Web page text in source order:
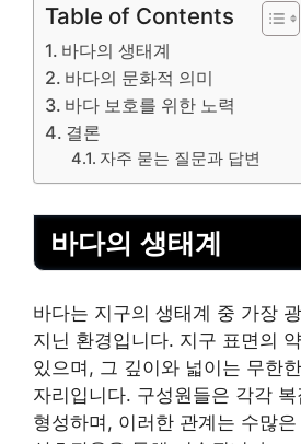
Table of Contents
바다의 생태계
바다의 문화적 의미
바다 보호를 위한 노력
결론
자주 묻는 질문과 답변
바다의 생태계
바다는 지구의 생태계 중 가장
지닌 환경입니다. 지구 표면의
있으며, 그 깊이와 넓이는 무한
자리입니다. 구성원들은 각각
형성하며, 이러한 관계는 수많